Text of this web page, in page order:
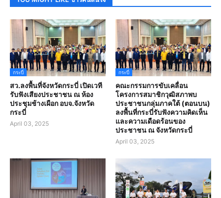
กระบี่
สว.ลงพื้นที่จังหวัดกระบี่ เปิดเวที
รับฟังเสียงประชาชน ณ ห้อง
ประชุมช้างเผือก อบจ.จังหวัด
กระบี่
April 03, 2025
กระบี่
คณะกรรมการขับเคลื่อน
โครงการสมาชิกวุฒิสภาพบ
ประชาชนกลุ่มภาคใต้ (ตอนบน)
ลงพื้นที่กระบี่รับฟังความคิดเห็น
และความเดือดร้อนของ
ประชาชน ณ จังหวัดกระบี่
April 03, 2025